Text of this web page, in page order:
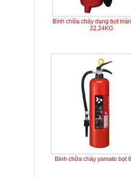
Bình chữa cháy dạng bọt
22.24KG
Bình chữa cháy yamato bọt